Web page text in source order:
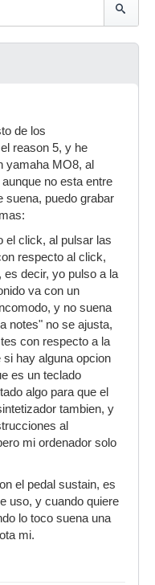
de los
reason 5, y he
yamaha MO8, al
no esta entre
suena, puedo grabar
el click, al pulsar las
respecto al click,
es decir, yo pulso a la
va con un
y no suena
notes" no se ajusta,
con respecto a la
hay alguna opcion
es un teclado
algo para que el
tambien, y
al
mi ordenador solo
el pedal sustain, es
uso, y cuando quiere
lo toco suena una
mi.